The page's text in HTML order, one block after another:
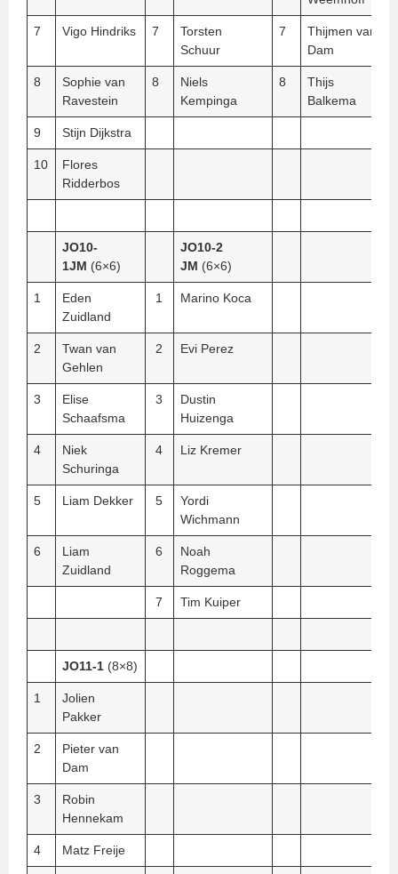
7 Vigo Hindriks 7
Torsten
Schuur
7
Thijmen van
Dam
8
Sophie van
Ravestein
8
Niels
Kempinga
8
Thijs
Balkema
9 Stijn Dijkstra
10
Flores
Ridderbos
JO10-
1JM (6×6)
JO10-2
JM (6×6)
1
Eden
Zuidland
1 Marino Koca
2
Twan van
Gehlen
2 Evi Perez
3
Elise
Schaafsma
3
Dustin
Huizenga
4
Niek
Schuringa
4 Liz Kremer
5 Liam Dekker 5
Yordi
Wichmann
6
Liam
Zuidland
6
Noah
Roggema
7 Tim Kuiper
JO11-1 (8×8)
1
Jolien
Pakker
2
Pieter van
Dam
3
Robin
Hennekam
4 Matz Freije